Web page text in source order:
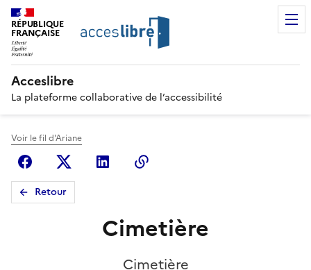
RÉPUBLIQUE
FRANÇAISE
Acceslibre
La plateforme collaborative de l’accessibilité
Voir le fil d'Ariane
FacebookX (anciennement Twitter)
Linkedin
Retour
Cimetière
Cimetière